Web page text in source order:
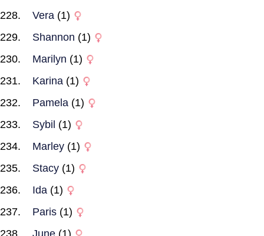
Vera (1)
Shannon (1)
Marilyn (1)
Karina (1)
Pamela (1)
Sybil (1)
Marley (1)
Stacy (1)
Ida (1)
Paris (1)
June (1)